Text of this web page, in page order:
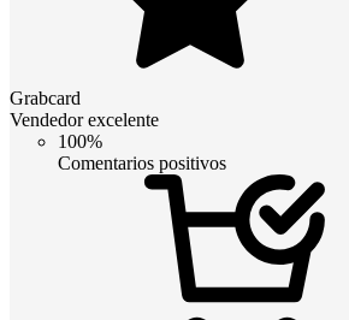
Grabcard
Vendedor excelente
100%
Comentarios positivos